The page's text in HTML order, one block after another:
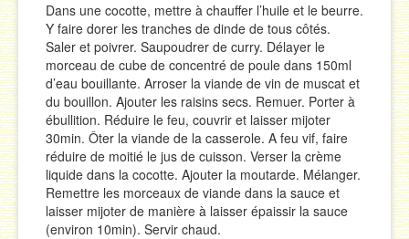
Dans une cocotte, mettre à chauffer l’huile et le beurre.
Y faire dorer les tranches de dinde de tous côtés.
Saler et poivrer. Saupoudrer de curry. Délayer le
morceau de cube de concentré de poule dans 150ml
d’eau bouillante. Arroser la viande de vin de muscat et
du bouillon. Ajouter les raisins secs. Remuer. Porter à
ébullition. Réduire le feu, couvrir et laisser mijoter
30min. Ôter la viande de la casserole. A feu vif, faire
réduire de moitié le jus de cuisson. Verser la crème
liquide dans la cocotte. Ajouter la moutarde. Mélanger.
Remettre les morceaux de viande dans la sauce et
laisser mijoter de manière à laisser épaissir la sauce
(environ 10min). Servir chaud.